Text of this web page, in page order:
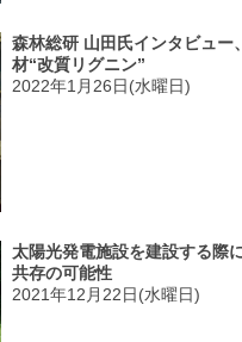
森林総研 山田氏インタビュー
材“改質リグニン”
2022年1月26日(水曜日)
太陽光発電施設を建設する際
共存の可能性
2021年12月22日(水曜日)